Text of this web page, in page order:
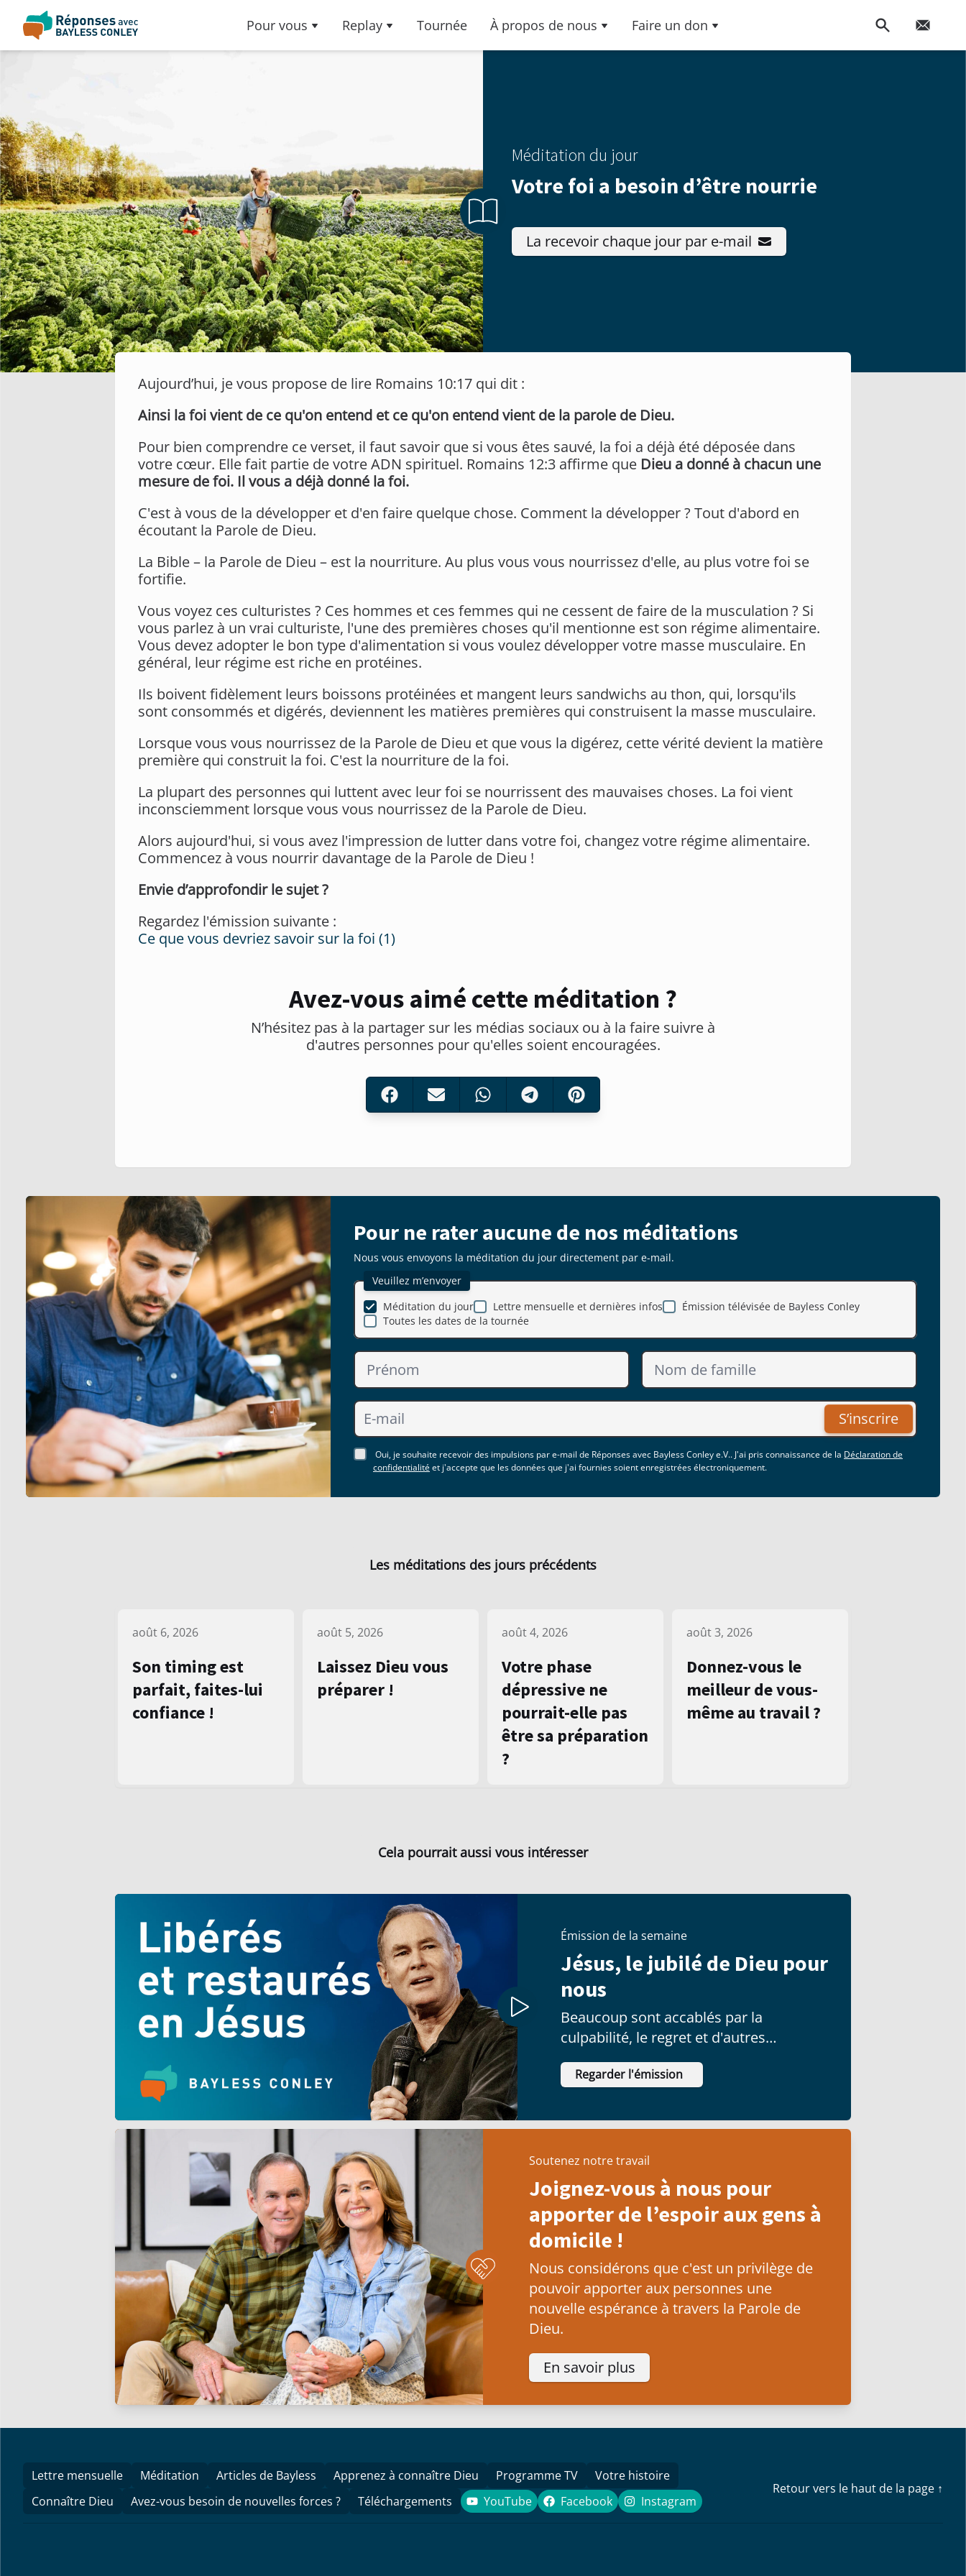
Pour vous Replay Tournée À propos de nous Faire un don
Méditation du jour
Votre foi a besoin d’être nourrie
La recevoir chaque jour par e-mail
Aujourd’hui, je vous propose de lire Romains 10:17 qui dit :
Ainsi la foi vient de ce qu'on entend et ce qu'on entend vient de la parole de Dieu.
Pour bien comprendre ce verset, il faut savoir que si vous êtes sauvé, la foi a déjà été déposée dans
votre cœur. Elle fait partie de votre ADN spirituel. Romains 12:3 affirme que Dieu a donné à chacun une
mesure de foi. Il vous a déjà donné la foi.
C'est à vous de la développer et d'en faire quelque chose. Comment la développer ? Tout d'abord en
écoutant la Parole de Dieu.
La Bible – la Parole de Dieu – est la nourriture. Au plus vous vous nourrissez d'elle, au plus votre foi se
fortifie.
Vous voyez ces culturistes ? Ces hommes et ces femmes qui ne cessent de faire de la musculation ? Si
vous parlez à un vrai culturiste, l'une des premières choses qu'il mentionne est son régime alimentaire.
Vous devez adopter le bon type d'alimentation si vous voulez développer votre masse musculaire. En
général, leur régime est riche en protéines.
Ils boivent fidèlement leurs boissons protéinées et mangent leurs sandwichs au thon, qui, lorsqu'ils
sont consommés et digérés, deviennent les matières premières qui construisent la masse musculaire.
Lorsque vous vous nourrissez de la Parole de Dieu et que vous la digérez, cette vérité devient la matière
première qui construit la foi. C'est la nourriture de la foi.
La plupart des personnes qui luttent avec leur foi se nourrissent des mauvaises choses. La foi vient
inconsciemment lorsque vous vous nourrissez de la Parole de Dieu.
Alors aujourd'hui, si vous avez l'impression de lutter dans votre foi, changez votre régime alimentaire.
Commencez à vous nourrir davantage de la Parole de Dieu !
Envie d’approfondir le sujet ?
Regardez l'émission suivante :
Ce que vous devriez savoir sur la foi (1)
Avez-vous aimé cette méditation ?
N’hésitez pas à la partager sur les médias sociaux ou à la faire suivre à
d'autres personnes pour qu'elles soient encouragées.
Pour ne rater aucune de nos méditations
Nous vous envoyons la méditation du jour directement par e-mail.
Veuillez m’envoyer
Lettre mensuelle et dernières infos
Méditation du jour
Émission télévisée de Bayless Conley
Toutes les dates de la tournée
S’inscrire
Oui, je souhaite recevoir des impulsions par e-mail de Réponses avec Bayless Conley e.V.. J'ai pris connaissance de la Déclaration de
confidentialitéet j'accepte que les données que j'ai fournies soient enregistrées électroniquement.
Les méditations des jours précédents
août 6, 2026
Son timing est
parfait, faites-lui
confiance !
août 5, 2026
Laissez Dieu vous
préparer !
août 4, 2026
Votre phase
dépressive ne
pourrait-elle pas
être sa préparation
?
août 3, 2026
Donnez-vous le
meilleur de vous-
même au travail ?
Cela pourrait aussi vous intéresser
Émission de la semaine
Jésus, le jubilé de Dieu pour
nous
Beaucoup sont accablés par la
culpabilité, le regret et d'autres
forteresses qui affectent leur vie.
Regarder l'émission
Soutenez notre travail
Joignez-vous à nous pour
apporter de l’espoir aux gens à
domicile !
Nous considérons que c'est un privilège de
pouvoir apporter aux personnes une
nouvelle espérance à travers la Parole de
Dieu.
En savoir plus
Lettre mensuelle Méditation Articles de Bayless Apprenez à connaître Dieu Programme TV
Votre histoire
Connaître Dieu
Avez-vous besoin de nouvelles forces ? Téléchargements YouTube
YouTube Facebook
Facebook Instagram
Instagram
Retour vers le haut de la page ↑